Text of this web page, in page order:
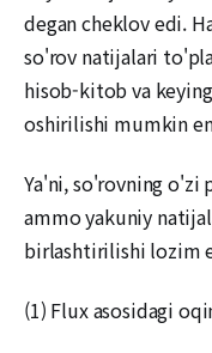
degan cheklov edi.
so'rov natijalari
hisob-kitob va
oshirilishi mumkin
Ya'ni, so'rovning o'zi
ammo yakuniy
birlashtirilishi lozim
(1) Flux asosidagi